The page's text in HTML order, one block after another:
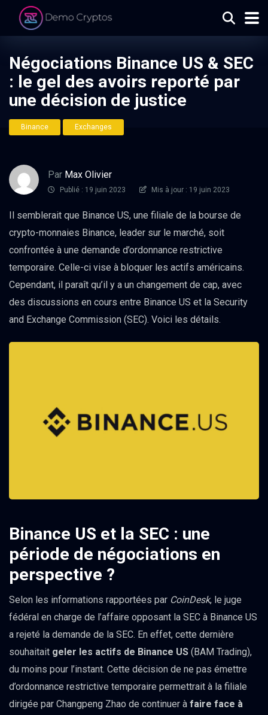
Négociations Binance US & SEC
: le gel des avoirs reporté par
une décision de justice
Binance Exchanges
Par Max Olivier
Publié : 19 juin 2023 Mis à jour : 19 juin 2023
Il semblerait que Binance US, une filiale de la bourse de
crypto-monnaies Binance, leader sur le marché, soit
confrontée à une demande d’ordonnance restrictive
temporaire. Celle-ci vise à bloquer les actifs américains.
Cependant, il paraît qu’il y a un changement de cap, avec
des discussions en cours entre Binance US et la Security
and Exchange Commission (SEC). Voici les détails.
Binance US et la SEC : une
période de négociations en
perspective ?
Selon les informations rapportées par CoinDesk, le juge
fédéral en charge de l’affaire opposant la SEC à Binance US
a rejeté la demande de la SEC. En effet, cette dernière
souhaitait geler les actifs de Binance US (BAM Trading),
du moins pour l’instant. Cette décision de ne pas émettre
d’ordonnance restrictive temporaire permettrait à la filiale
dirigée par Changpeng Zhao de continuer à faire face à